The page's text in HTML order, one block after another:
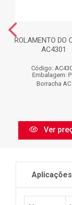
ROLAMENTO DO
AC4301
Código:
Embalagem:
Borracha AC
Ver
Aplicações